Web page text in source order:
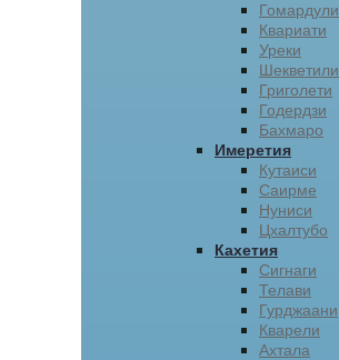
Гомардули
Квариати
Уреки
Шекветили
Григолети
Годердзи
Бахмаро
Имеретия
Кутаиси
Саирме
Нуниси
Цхалтубо
Кахетия
Сигнаги
Телави
Гурджаани
Кварели
Ахтала